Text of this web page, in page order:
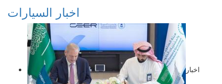
اخبار السيارات
اخبار